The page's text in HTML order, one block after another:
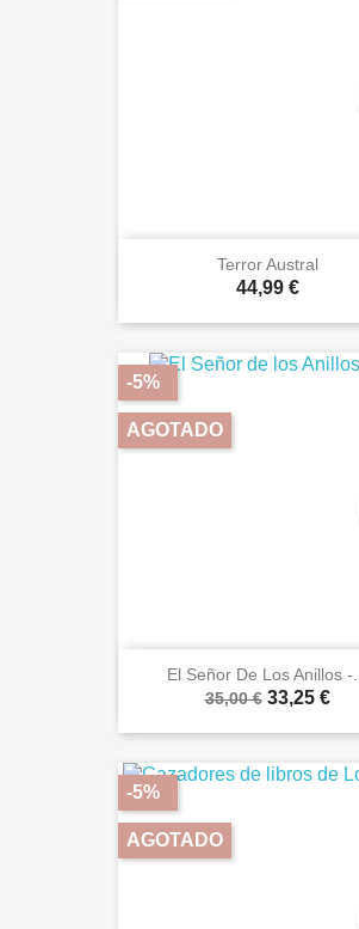
Terror Austral
44,99 €
El Señor De Los Anillos -...
35,00 € 33,25 €
-5%
AGOTADO
-5%
AGOTADO